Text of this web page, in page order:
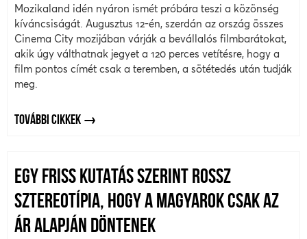
Mozikaland idén nyáron ismét próbára teszi a közönség
kíváncsiságát. Augusztus 12-én, szerdán az ország összes
Cinema City mozijában várják a bevállalós filmbarátokat,
akik úgy válthatnak jegyet a 120 perces vetítésre, hogy a
film pontos címét csak a teremben, a sötétedés után tudják
meg.
TOVÁBBI CIKKEK
EGY FRISS KUTATÁS SZERINT ROSSZ
SZTEREOTÍPIA, HOGY A MAGYAROK CSAK AZ
ÁR ALAPJÁN DÖNTENEK